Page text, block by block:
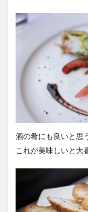
酒の肴にも良いと思
これが美味しいと大